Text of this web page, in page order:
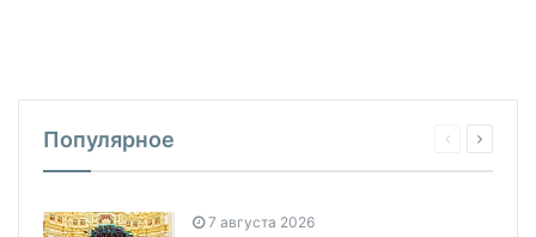
Популярное
7 августа 2026